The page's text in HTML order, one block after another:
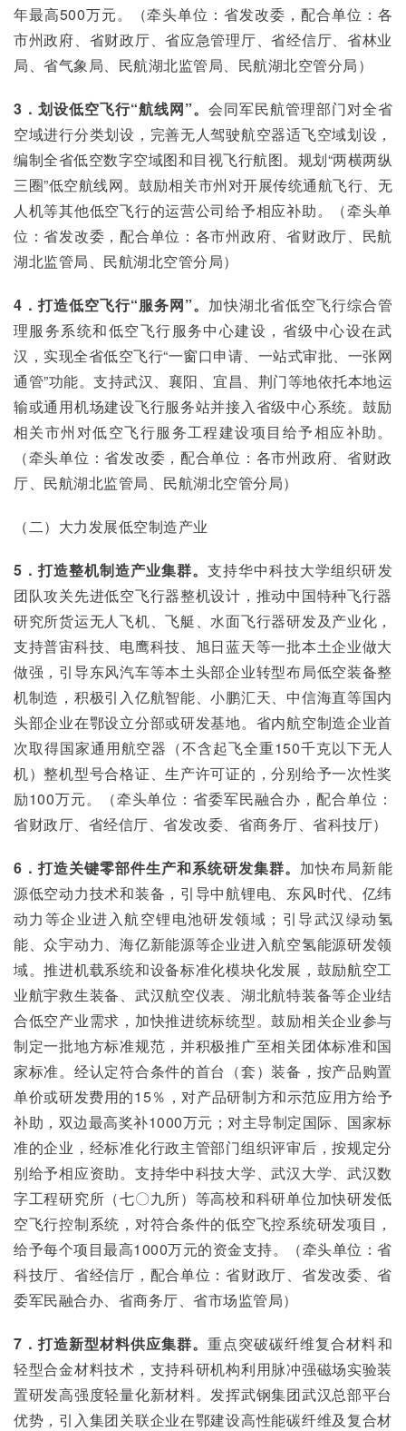
年最高500万元。（牵头单位：省发改委，配合单位：各
市州政府、省财政厅、省应急管理厅、省经信厅、省林业
局、省气象局、民航湖北监管局、民航湖北空管分局）
3．划设低空飞行“航线网”。 会同军民航管理部门对全省
空域进行分类划设，完善无人驾驶航空器适飞空域划设，
编制全省低空数字空域图和目视飞行航图。规划“两横两纵
三圈”低空航线网。鼓励相关市州对开展传统通航飞行、无
人机等其他低空飞行的运营公司给予相应补助。（牵头单
位：省发改委，配合单位：各市州政府、省财政厅、民航
湖北监管局、民航湖北空管分局）
4．打造低空飞行“服务网”。 加快湖北省低空飞行综合管
理服务系统和低空飞行服务中心建设，省级中心设在武
汉，实现全省低空飞行“一窗口申请、一站式审批、一张网
通管”功能。支持武汉、襄阳、宜昌、荆门等地依托本地运
输或通用机场建设飞行服务站并接入省级中心系统。鼓励
相关市州对低空飞行服务工程建设项目给予相应补助。
（牵头单位：省发改委，配合单位：各市州政府、省财政
厅、民航湖北监管局、民航湖北空管分局）
（二）大力发展低空制造产业
5．打造整机制造产业集群。支持华中科技大学组织研发
团队攻关先进低空飞行器整机设计，推动中国特种飞行器
研究所货运无人飞机、飞艇、水面飞行器研发及产业化，
支持普宙科技、电鹰科技、旭日蓝天等一批本土企业做大
做强，引导东风汽车等本土头部企业转型布局低空装备整
机制造，积极引入亿航智能、小鹏汇天、中信海直等国内
头部企业在鄂设立分部或研发基地。省内航空制造企业首
次取得国家通用航空器（不含起飞全重150千克以下无人
机）整机型号合格证、生产许可证的，分别给予一次性奖
励100万元。（牵头单位：省委军民融合办，配合单位：
省财政厅、省经信厅、省发改委、省商务厅、省科技厅）
6．打造关键零部件生产和系统研发集群。 加快布局新能
源低空动力技术和装备，引导中航锂电、东风时代、亿纬
动力等企业进入航空锂电池研发领域；引导武汉绿动氢
能、众宇动力、海亿新能源等企业进入航空氢能源研发领
域。推进机载系统和设备标准化模块化发展，鼓励航空工
业航宇救生装备、武汉航空仪表、湖北航特装备等企业结
合低空产业需求，加快推进统标统型。鼓励相关企业参与
制定一批地方标准规范，并积极推广至相关团体标准和国
家标准。经认定符合条件的首台（套）装备，按产品购置
单价或研发费用的15％，对产品研制方和示范应用方给予
补助，双边最高奖补1000万元；对主导制定国际、国家标
准的企业，经标准化行政主管部门组织评审后，按规定分
别给予相应资助。支持华中科技大学、武汉大学、武汉数
字工程研究所（七〇九所）等高校和科研单位加快研发低
空飞行控制系统，对符合条件的低空飞控系统研发项目，
给予每个项目最高1000万元的资金支持。（牵头单位：省
科技厅、省经信厅，配合单位：省财政厅、省发改委、省
委军民融合办、省商务厅、省市场监管局）
7．打造新型材料供应集群。重点突破碳纤维复合材料和
轻型合金材料技术，支持科研机构利用脉冲强磁场实验装
置研发高强度轻量化新材料。发挥武钢集团武汉总部平台
优势，引入集团关联企业在鄂建设高性能碳纤维及复合材